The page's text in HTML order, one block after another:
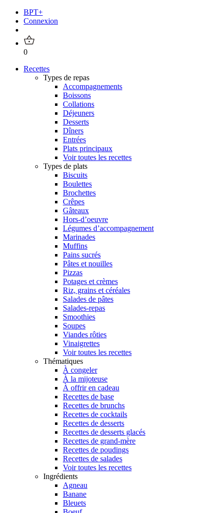
BPT+
Connexion
0
Recettes
Types de repas
Accompagnements
Boissons
Collations
Déjeuners
Desserts
Dîners
Entrées
Plats principaux
Voir toutes les recettes
Types de plats
Biscuits
Boulettes
Brochettes
Crêpes
Gâteaux
Hors-d’oeuvre
Légumes d’accompagnement
Marinades
Muffins
Pains sucrés
Pâtes et nouilles
Pizzas
Potages et crèmes
Riz, grains et céréales
Salades de pâtes
Salades-repas
Smoothies
Soupes
Viandes rôties
Vinaigrettes
Voir toutes les recettes
Thématiques
À congeler
À la mijoteuse
À offrir en cadeau
Recettes de base
Recettes de brunchs
Recettes de cocktails
Recettes de desserts
Recettes de desserts glacés
Recettes de grand-mère
Recettes de poudings
Recettes de salades
Voir toutes les recettes
Ingrédients
Agneau
Banane
Bleuets